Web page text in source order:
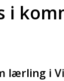
i
lærling i